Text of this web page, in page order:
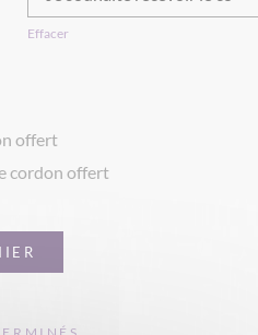
Effacer
offert
cordon offert